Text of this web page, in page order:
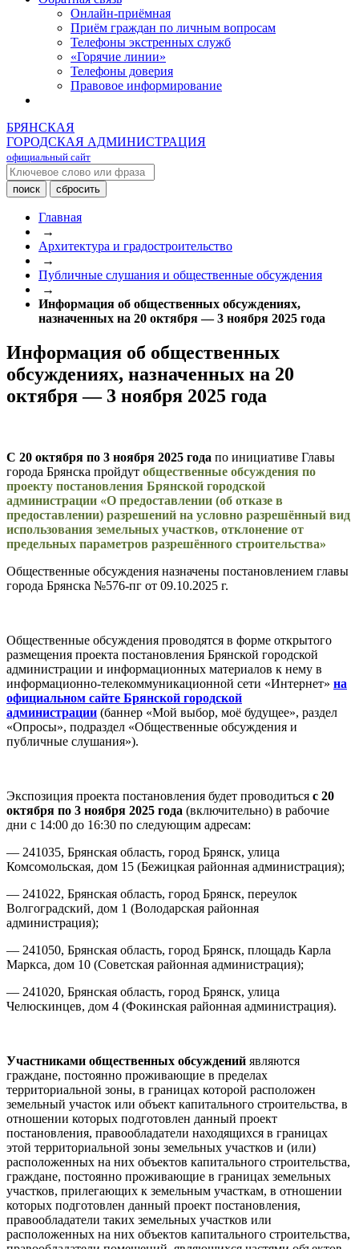
Онлайн-приёмная
Приём граждан по личным вопросам
Телефоны экстренных служб
«Горячие линии»
Телефоны доверия
Правовое информирование
БРЯНСКАЯ
ГОРОДСКАЯ АДМИНИСТРАЦИЯ
официальный сайт
Главная
→
Архитектура и градостроительство
→
Публичные слушания и общественные обсуждения
→
Информация об общественных обсуждениях,
назначенных на 20 октября — 3 ноября 2025 года
Информация об общественных
обсуждениях, назначенных на 20
октября — 3 ноября 2025 года
С 20 октября по 3 ноября 2025 года по инициативе Главы
города Брянска пройдут общественные обсуждения по
проекту постановления Брянской городской
администрации «О предоставлении (об отказе в
предоставлении) разрешений на условно разрешённый вид
использования земельных участков, отклонение от
предельных параметров разрешённого строительства»
Общественные обсуждения назначены постановлением главы
города Брянска №576-пг от 09.10.2025 г.
Общественные обсуждения проводятся в форме открытого
размещения проекта постановления Брянской городской
администрации и информационных материалов к нему в
информационно-телекоммуникационной сети «Интернет» на
официальном сайте Брянской городской
администрации (баннер «Мой выбор, моё будущее», раздел
«Опросы», подраздел «Общественные обсуждения и
публичные слушания»).
Экспозиция проекта постановления будет проводиться с 20
октября по 3 ноября 2025 года (включительно) в рабочие
дни с 14:00 до 16:30 по следующим адресам:
— 241035, Брянская область, город Брянск, улица
Комсомольская, дом 15 (Бежицкая районная администрация);
— 241022, Брянская область, город Брянск, переулок
Волгоградский, дом 1 (Володарская районная
администрация);
— 241050, Брянская область, город Брянск, площадь Карла
Маркса, дом 10 (Советская районная администрация);
— 241020, Брянская область, город Брянск, улица
Челюскинцев, дом 4 (Фокинская районная администрация).
Участниками общественных обсуждений являются
граждане, постоянно проживающие в пределах
территориальной зоны, в границах которой расположен
земельный участок или объект капитального строительства, в
отношении которых подготовлен данный проект
постановления, правообладатели находящихся в границах
этой территориальной зоны земельных участков и (или)
расположенных на них объектов капитального строительства,
граждане, постоянно проживающие в границах земельных
участков, прилегающих к земельным участкам, в отношении
которых подготовлен данный проект постановления,
правообладатели таких земельных участков или
расположенных на них объектов капитального строительства,